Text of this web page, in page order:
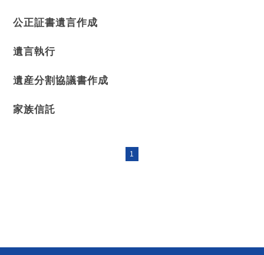
公正証書遺言作成
遺言執行
遺産分割協議書作成
家族信託
1